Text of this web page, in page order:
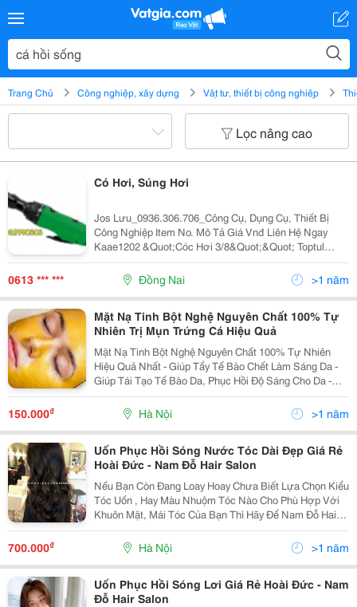
Trang Chủ Công nghiệp, xây dựng Vật tư, thiết bị công nghiệp
Lọc nâng cao
Có Hơi, Súng Hơi
Jos Lưu_0936.306.706_Công Cụ, Dụng Cụ, Thiết Bị
Công Nghiệp Item No. Mô Tả Giá Vnđ Liên Hệ Ngay
Kaae1202 &Quot;Cóc Hơi 3/8&Quot;&Quot; Toptul
Kaae1202 20Ft-Lb(Max 30Ft-Lb) Dải Cân Lực :
&Quot;&Quot;30 Ft-Lb/41 Nm, Tốc Độ Không Tải: 350
Rpm, Áp Suất
0613 *** *** Đồng Nai >1 năm
Mặt Nạ Tinh Bột Nghệ Nguyên Chất 100% Tự
Nhiên Trị Mụn Trứng Cá Hiệu Quả
Mặt Nạ Tinh Bột Nghệ Nguyên Chất 100% Tự Nhiên
Hiệu Quả Nhất - Giúp Tẩy Tế Bào Chết Làm Sáng Da -
Giúp Tái Tạo Tế Bào Da, Phục Hồi Độ Sáng Cho Da -
Làm Trắng Da Nhanh Chóng - Giúp Trị Mụn Hiệu Quả - Trị
Tàn Nhang Nhanh Chóng Và An Toàn
150.000₫ Hà Nội >1 năm
Uốn Phục Hồi Sóng Nước Tóc Dài Đẹp Giá Rẻ
Hoài Đức - Nam Đỗ Hair Salon
Nếu Bạn Còn Đang Loay Hoay Chưa Biết Lựa Chọn Kiểu
Tóc Uốn , Hay Màu Nhuộm Tóc Nào Cho Phù Hợp Với
Khuôn Mặt, Mái Tóc Của Bạn Thì Hãy Để Nam Đỗ Hair
Salon Gỡ Rối Giúp Bạn Vấn Đề Này Nhé. 5 Kiểu Tóc
Đang Thịnh Hành Nhất Mùa Hè 2022 Ở Thời Điểm...
700.000₫ Hà Nội >1 năm
Uốn Phục Hồi Sóng Lơi Giá Rẻ Hoài Đức - Nam
Đỗ Hair Salon